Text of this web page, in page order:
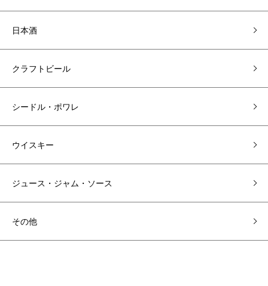
日本酒
クラフトビール
シードル・ポワレ
ウイスキー
ジュース・ジャム・ソース
その他